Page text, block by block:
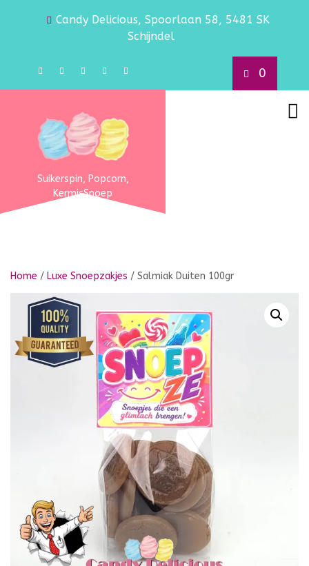
Candy Delicious, Spoorlaan 58, 5481 SK
Schijndel
0
Suikerspin, Popcorn,
KermisSnoep
Home / Luxe Snoepzakjes / Salmiak Duiten 100gr